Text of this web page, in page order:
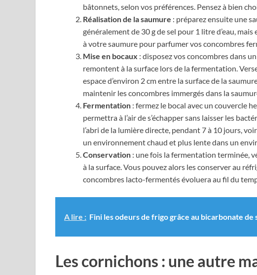
bâtonnets, selon vos préférences. Pensez à bien
Réalisation de la saumure : préparez ensuite une
généralement de 30 g de sel pour 1 litre d’eau,
à votre saumure pour parfumer vos concombres
Mise en bocaux : disposez vos concombres dans
remontent à la surface lors de la fermentation.
espace d’environ 2 cm entre la surface de la
maintenir les concombres immergés dans la
Fermentation : fermez le bocal avec un couvercle
permettra à l’air de s’échapper sans laisser les
l’abri de la lumière directe, pendant 7 à 10 jours,
un environnement chaud et plus lente dans un
Conservation : une fois la fermentation terminée,
à la surface. Vous pouvez alors les conserver au
concombres lacto-fermentés évoluera au fil du
A lire : Fini les odeurs de frigo grâce au bicarbonate de
Les cornichons : une autre